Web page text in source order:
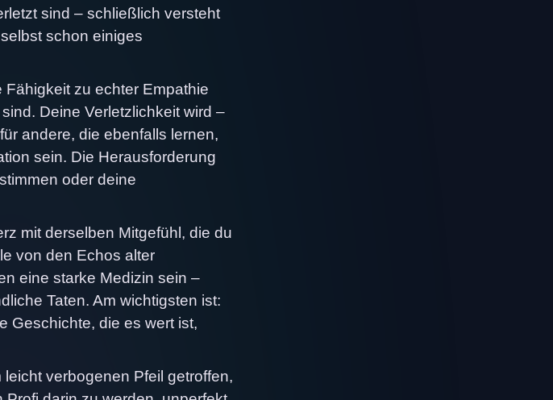
sind – schließlich versteht
schon einiges
zu echter Empathie
Deine Verletzlichkeit wird –
andere, die ebenfalls lernen,
sein. Die Herausforderung
oder deine
mit derselben Mitgefühl, die du
von den Echos alter
eine starke Medizin sein –
Taten. Am wichtigsten ist:
Geschichte, die es wert ist,
verbogenen Pfeil getroffen,